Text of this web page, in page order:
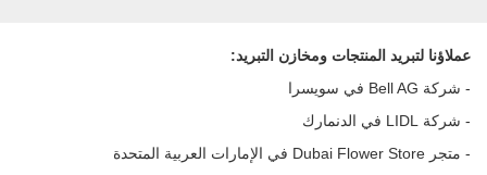
عملاؤنا لتبريد المنتجات ومخازن التبريد:
- شركة Bell AG في سويسرا
- شركة LIDL في الدنمارك
- متجر Dubai Flower Store في الإمارات العربية المتحدة